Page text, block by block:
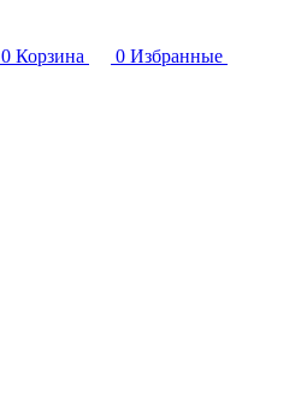
0 Корзина 0 Избранные